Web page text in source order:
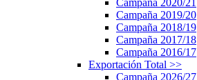
Campaña 2020/21
Campaña 2019/20
Campaña 2018/19
Campaña 2017/18
Campaña 2016/17
Exportación Total >>
Campaña 2026/27